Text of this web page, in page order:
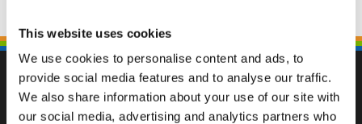
This website uses cookies
We use cookies to personalise content and ads, to
provide social media features and to analyse our traffic.
We also share information about your use of our site with
our social media, advertising and analytics partners who